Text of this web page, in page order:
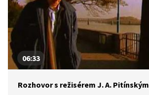
06:33
Rozhovor s režisérem J. A. Pitínským